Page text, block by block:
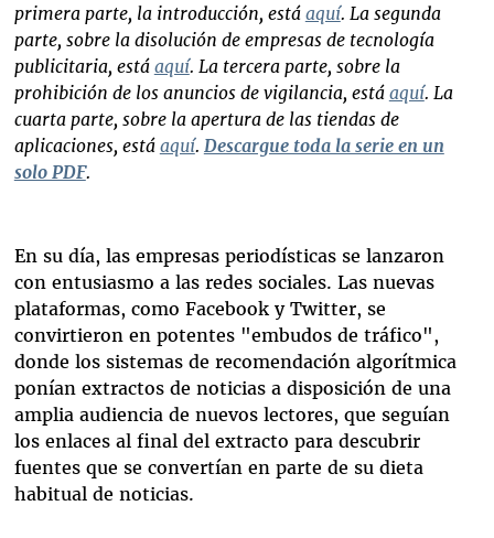
primera parte, la introducción, está aquí. La segunda
parte, sobre la disolución de empresas de tecnología
publicitaria, está aquí. La tercera parte, sobre la
prohibición de los anuncios de vigilancia, está aquí. La
cuarta parte, sobre la apertura de las tiendas de
aplicaciones, está aquí. Descargue toda la serie en un
solo PDF.
En su día, las empresas periodísticas se lanzaron
con entusiasmo a las redes sociales. Las nuevas
plataformas, como Facebook y Twitter, se
convirtieron en potentes "embudos de tráfico",
donde los sistemas de recomendación algorítmica
ponían extractos de noticias a disposición de una
amplia audiencia de nuevos lectores, que seguían
los enlaces al final del extracto para descubrir
fuentes que se convertían en parte de su dieta
habitual de noticias.